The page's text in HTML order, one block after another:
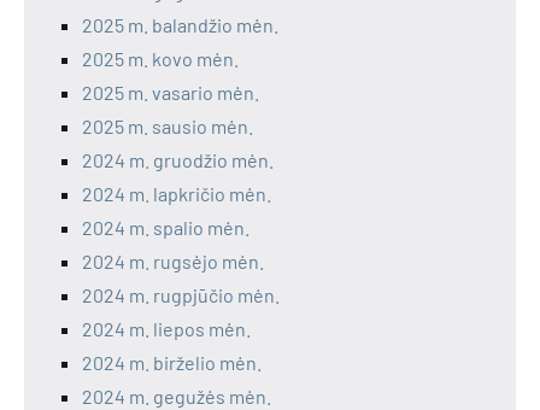
2025 m. balandžio mėn.
2025 m. kovo mėn.
2025 m. vasario mėn.
2025 m. sausio mėn.
2024 m. gruodžio mėn.
2024 m. lapkričio mėn.
2024 m. spalio mėn.
2024 m. rugsėjo mėn.
2024 m. rugpjūčio mėn.
2024 m. liepos mėn.
2024 m. birželio mėn.
2024 m. gegužės mėn.